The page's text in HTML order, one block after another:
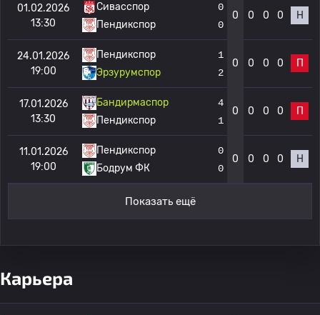
01.02.2026
13:30
Сивасспор
Пендикспор
0
0
0 0 0 0 Н
24.01.2026
19:00
Пендикспор
Эрзурумспор
1
2
0 0 0 0 П
17.01.2026
13:30
Бандирмаспор
Пендикспор
4
1
0 0 0 0 П
11.01.2026
19:00
Пендикспор
Бодрум ФК
0
0
0 0 0 0 Н
Показать ещё
Карьера